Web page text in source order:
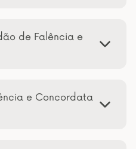
de Falência e
e Concordata